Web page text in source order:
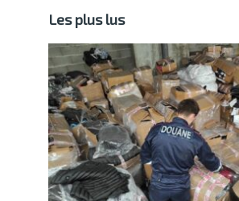
Les plus lus